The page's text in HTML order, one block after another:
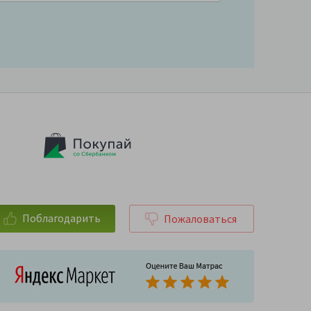
Поблагодарить Пожаловаться